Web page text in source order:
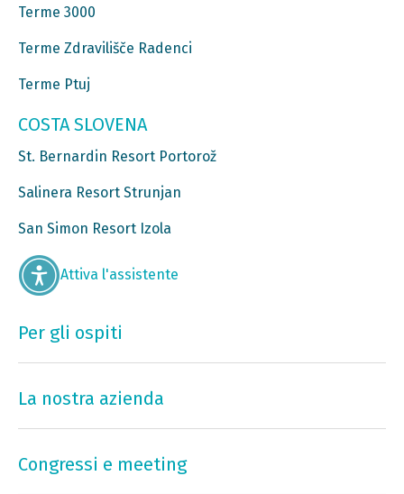
Terme 3000
Terme Zdravilišče Radenci
Terme Ptuj
COSTA SLOVENA
St. Bernardin Resort Portorož
Salinera Resort Strunjan
San Simon Resort Izola
Attiva l'assistente
Per gli ospiti
La nostra azienda
Congressi e meeting